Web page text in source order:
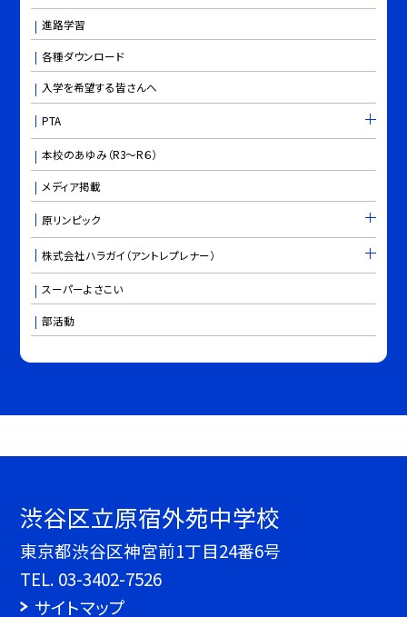
進路学習
各種ダウンロード
入学を希望する皆さんへ
PTA
本校のあゆみ（R3～R６）
メディア掲載
原リンピック
株式会社ハラガイ（アントレプレナー）
スーパーよさこい
部活動
渋谷区立原宿外苑中学校
東京都渋谷区神宮前1丁目24番6号
TEL. 03-3402-7526
サイトマップ